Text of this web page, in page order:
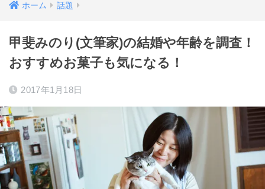
ホーム 話題
甲斐みのり(文筆家)の結婚や年齢を調査！
おすすめお菓子も気になる！
2017年1月18日